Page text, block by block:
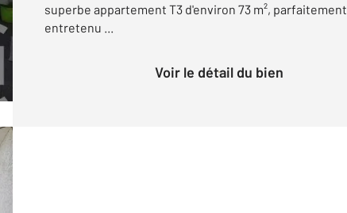
superbe appartement T3 d'environ 73 m², parfaitement
entretenu ...
Voir le détail du bien